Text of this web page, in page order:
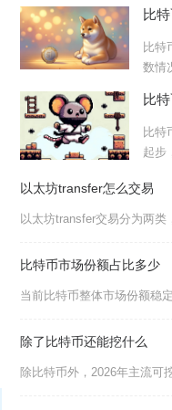
比
比特
数情
比
比特
起步
以太坊transfer怎么交易
比特币市场份额占比多少
除了比特币还能挖什么